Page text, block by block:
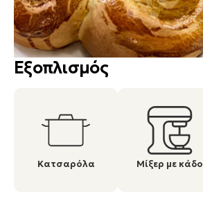
Εξοπλισμός
Κατσαρόλα Μίξερ με κάδο